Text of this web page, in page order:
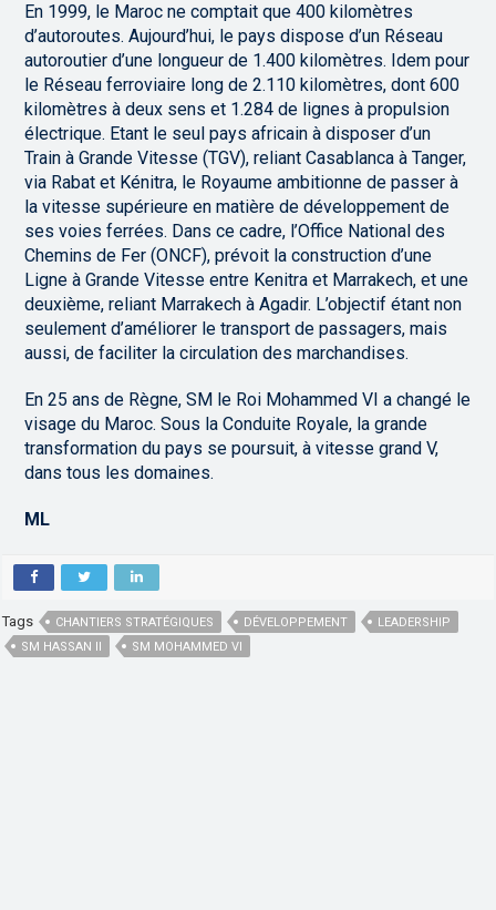
En 1999, le Maroc ne comptait que 400 kilomètres
d’autoroutes. Aujourd’hui, le pays dispose d’un Réseau
autoroutier d’une longueur de 1.400 kilomètres. Idem pour
le Réseau ferroviaire long de 2.110 kilomètres, dont 600
kilomètres à deux sens et 1.284 de lignes à propulsion
électrique. Etant le seul pays africain à disposer d’un
Train à Grande Vitesse (TGV), reliant Casablanca à Tanger,
via Rabat et Kénitra, le Royaume ambitionne de passer à
la vitesse supérieure en matière de développement de
ses voies ferrées. Dans ce cadre, l’Office National des
Chemins de Fer (ONCF), prévoit la construction d’une
Ligne à Grande Vitesse entre Kenitra et Marrakech, et une
deuxième, reliant Marrakech à Agadir. L’objectif étant non
seulement d’améliorer le transport de passagers, mais
aussi, de faciliter la circulation des marchandises.
En 25 ans de Règne, SM le Roi Mohammed VI a changé le
visage du Maroc. Sous la Conduite Royale, la grande
transformation du pays se poursuit, à vitesse grand V,
dans tous les domaines.
ML
Tags CHANTIERS STRATÉGIQUES DÉVELOPPEMENT
LEADERSHIP
SM HASSAN II
SM MOHAMMED VI